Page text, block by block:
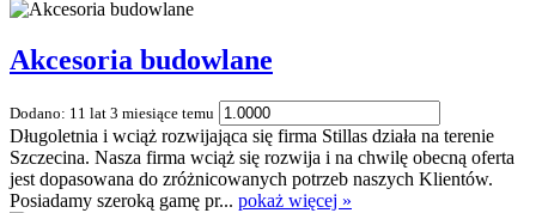
Akcesoria budowlane
Dodano: 11 lat 3 miesiące temu
Długoletnia i wciąż rozwijająca się firma Stillas działa na terenie
Szczecina. Nasza firma wciąż się rozwija i na chwilę obecną oferta
jest dopasowana do zróżnicowanych potrzeb naszych Klientów.
Posiadamy szeroką gamę pr... pokaż więcej »